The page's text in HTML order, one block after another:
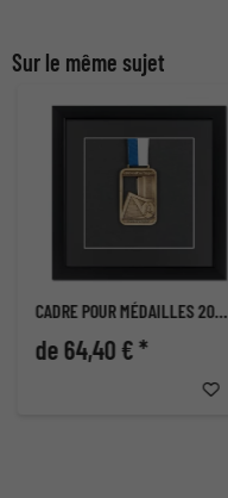
Sur le même sujet
CADRE POUR MÉDAILLES 20X20 CM, NOIR
de 64,40 € *